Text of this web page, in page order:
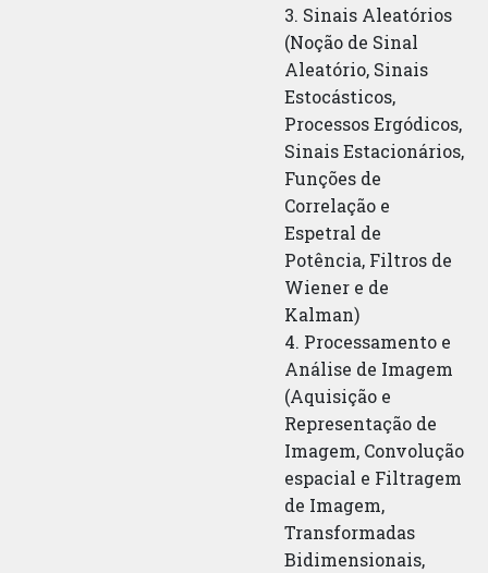
3. Sinais Aleatórios
(Noção de Sinal
Aleatório, Sinais
Estocásticos,
Processos Ergódicos,
Sinais Estacionários,
Funções de
Correlação e
Espetral de
Potência, Filtros de
Wiener e de
Kalman)
4. Processamento e
Análise de Imagem
(Aquisição e
Representação de
Imagem, Convolução
espacial e Filtragem
de Imagem,
Transformadas
Bidimensionais,